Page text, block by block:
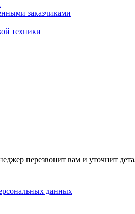
заказчиками
техники
перезвонит вам и уточнит
данных